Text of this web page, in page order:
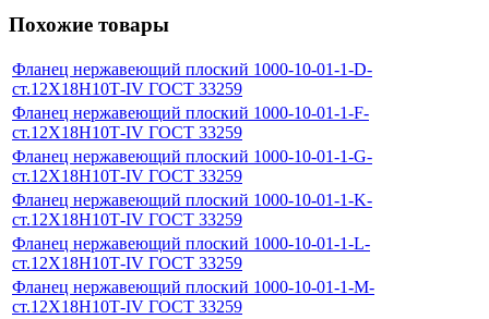
Похожие товары
Фланец нержавеющий плоский 1000-10-01-1-D-
ст.12Х18Н10Т-IV ГОСТ 33259
Фланец нержавеющий плоский 1000-10-01-1-F-
ст.12Х18Н10Т-IV ГОСТ 33259
Фланец нержавеющий плоский 1000-10-01-1-G-
ст.12Х18Н10Т-IV ГОСТ 33259
Фланец нержавеющий плоский 1000-10-01-1-K-
ст.12Х18Н10Т-IV ГОСТ 33259
Фланец нержавеющий плоский 1000-10-01-1-L-
ст.12Х18Н10Т-IV ГОСТ 33259
Фланец нержавеющий плоский 1000-10-01-1-M-
ст.12Х18Н10Т-IV ГОСТ 33259